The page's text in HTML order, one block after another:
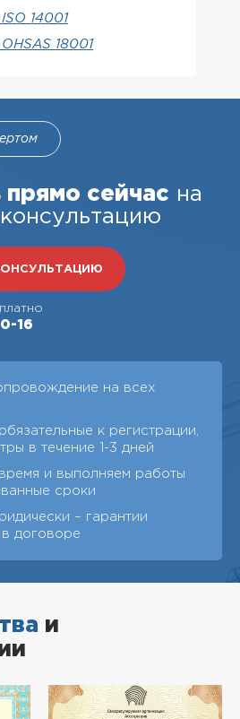
14001
18001
сейчас на
16
на всех
к регистрации,
в течение 1-3 дней
и выполняем работы
сроки
– гарантии
договоре
и